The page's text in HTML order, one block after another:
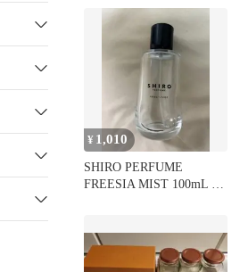
¥ 1,010
SHIRO PERFUME
FREESIA MIST 100mL 空